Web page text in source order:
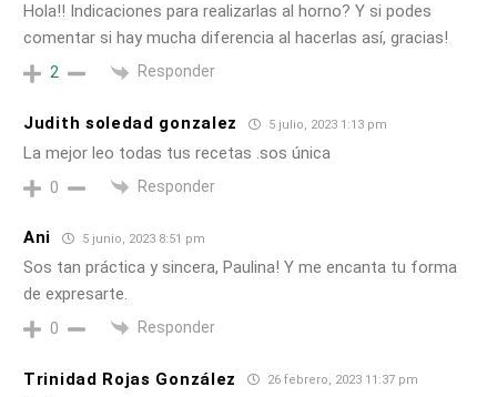
Hola!! Indicaciones para realizarlas al horno? Y si podes
comentar si hay mucha diferencia al hacerlas así, gracias!
2 Responder
Judith soledad gonzalez 5 julio, 2023 1:13 pm
La mejor leo todas tus recetas .sos única
0 Responder
Ani 5 junio, 2023 8:51 pm
Sos tan práctica y sincera, Paulina! Y me encanta tu forma
de expresarte.
0 Responder
Trinidad Rojas González 26 febrero, 2023 11:37 pm